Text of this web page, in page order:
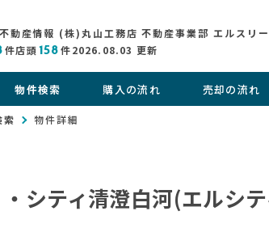
動産情報 (株)丸山工務店 不動産事業部 エルスリー
件店頭158 件2026.08.03 更新
物件検索 購入の流れ 売却の流れ
索 物件詳細
・シティ清澄白河(エルシ